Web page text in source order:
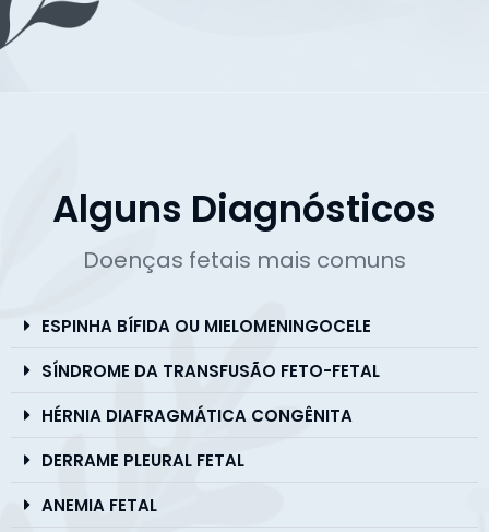
Alguns Diagnósticos
Doenças fetais mais comuns
ESPINHA BÍFIDA OU MIELOMENINGOCELE
SÍNDROME DA TRANSFUSÃO FETO-FETAL
HÉRNIA DIAFRAGMÁTICA CONGÊNITA
DERRAME PLEURAL FETAL
ANEMIA FETAL